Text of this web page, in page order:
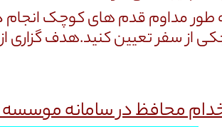
طور مداوم قدم های کوچک انجام
سفر تعیین کنید.هدف گزاری
محافظ در سامانه